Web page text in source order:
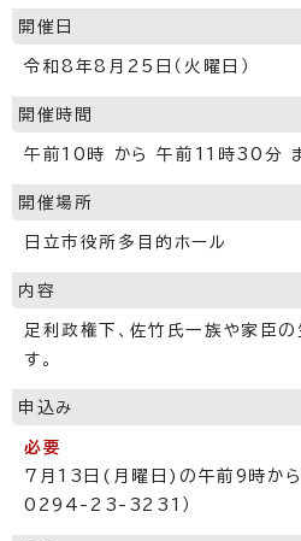
開催日
令和8年8月25日（火曜日）
開催時間
午前10時 から 午前11時30分
開催場所
日立市役所多目的ホール
内容
足利政権下、佐竹氏一族や家臣
す。
申込み
必要
7月13日(月曜日)の午前9時から
0294-23-3231）